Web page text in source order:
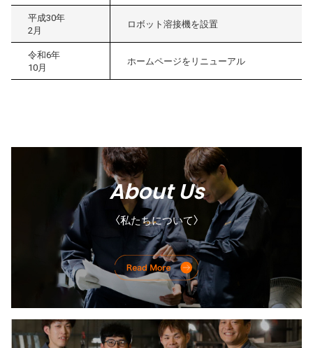
平成30年
2月
ロボット溶接機を設置
令和6年
10月
ホームページをリニューアル
About Us
〈私たちについて〉